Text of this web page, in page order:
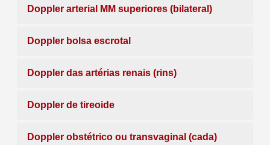
Doppler arterial MM superiores (bilateral)
Doppler bolsa escrotal
Doppler das artérias renais (rins)
Doppler de tireoide
Doppler obstétrico ou transvaginal (cada)